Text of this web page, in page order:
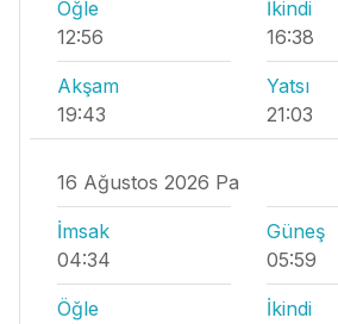
Öğle
12:56
İkindi
16:38
Akşam
19:43
Yatsı
21:03
16 Ağustos 2026 Pa
İmsak
04:34
Güneş
05:59
Öğle
İkindi